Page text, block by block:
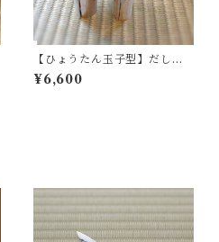
【ひょうたん玉子型】だし巻
きたまご型
¥6,600